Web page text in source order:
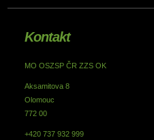
Kontakt
MO OSZSP ČR ZZS OK
Aksamitova 8
Olomouc
772 00
+420 737 932 999